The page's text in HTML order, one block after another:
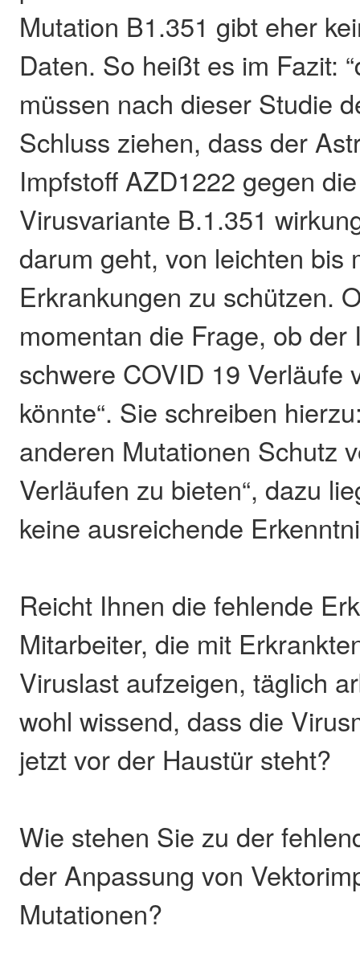
Mutation B1.351 gibt eher
Daten. So heißt es im Fazit:
müssen nach dieser Studie
Schluss ziehen, dass der
Impfstoff AZD1222 gegen
Virusvariante B.1.351
darum geht, von leichten bis
Erkrankungen zu schützen.
momentan die Frage, ob der
schwere COVID 19 Verläufe
könnte“. Sie schreiben
anderen Mutationen Schutz
Verläufen zu bieten“, dazu
keine ausreichende
Reicht Ihnen die fehlende
Mitarbeiter, die mit
Viruslast aufzeigen, täglich
wohl wissend, dass die
jetzt vor der Haustür steht?
Wie stehen Sie zu der
der Anpassung von
Mutationen?